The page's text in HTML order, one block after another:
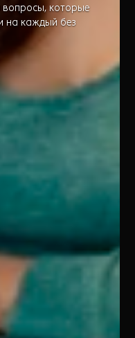
которые
на каждый без